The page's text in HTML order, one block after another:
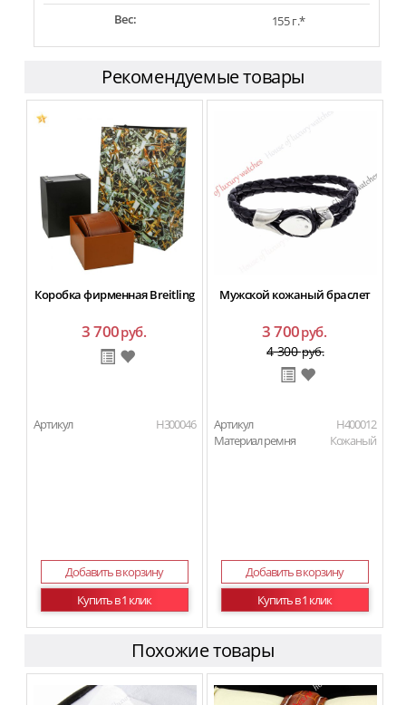
Вес:
155 г.*
Рекомендуемые товары
Коробка фирменная Breitling
3 700руб.
Артикул H300046
Добавить в корзину
Купить в 1 клик
Мужской кожаный браслет
3 700руб.
4 300руб.
Артикул
H400012
Материал ремня
Кожаный
Добавить в корзину
Купить в 1 клик
Похожие товары